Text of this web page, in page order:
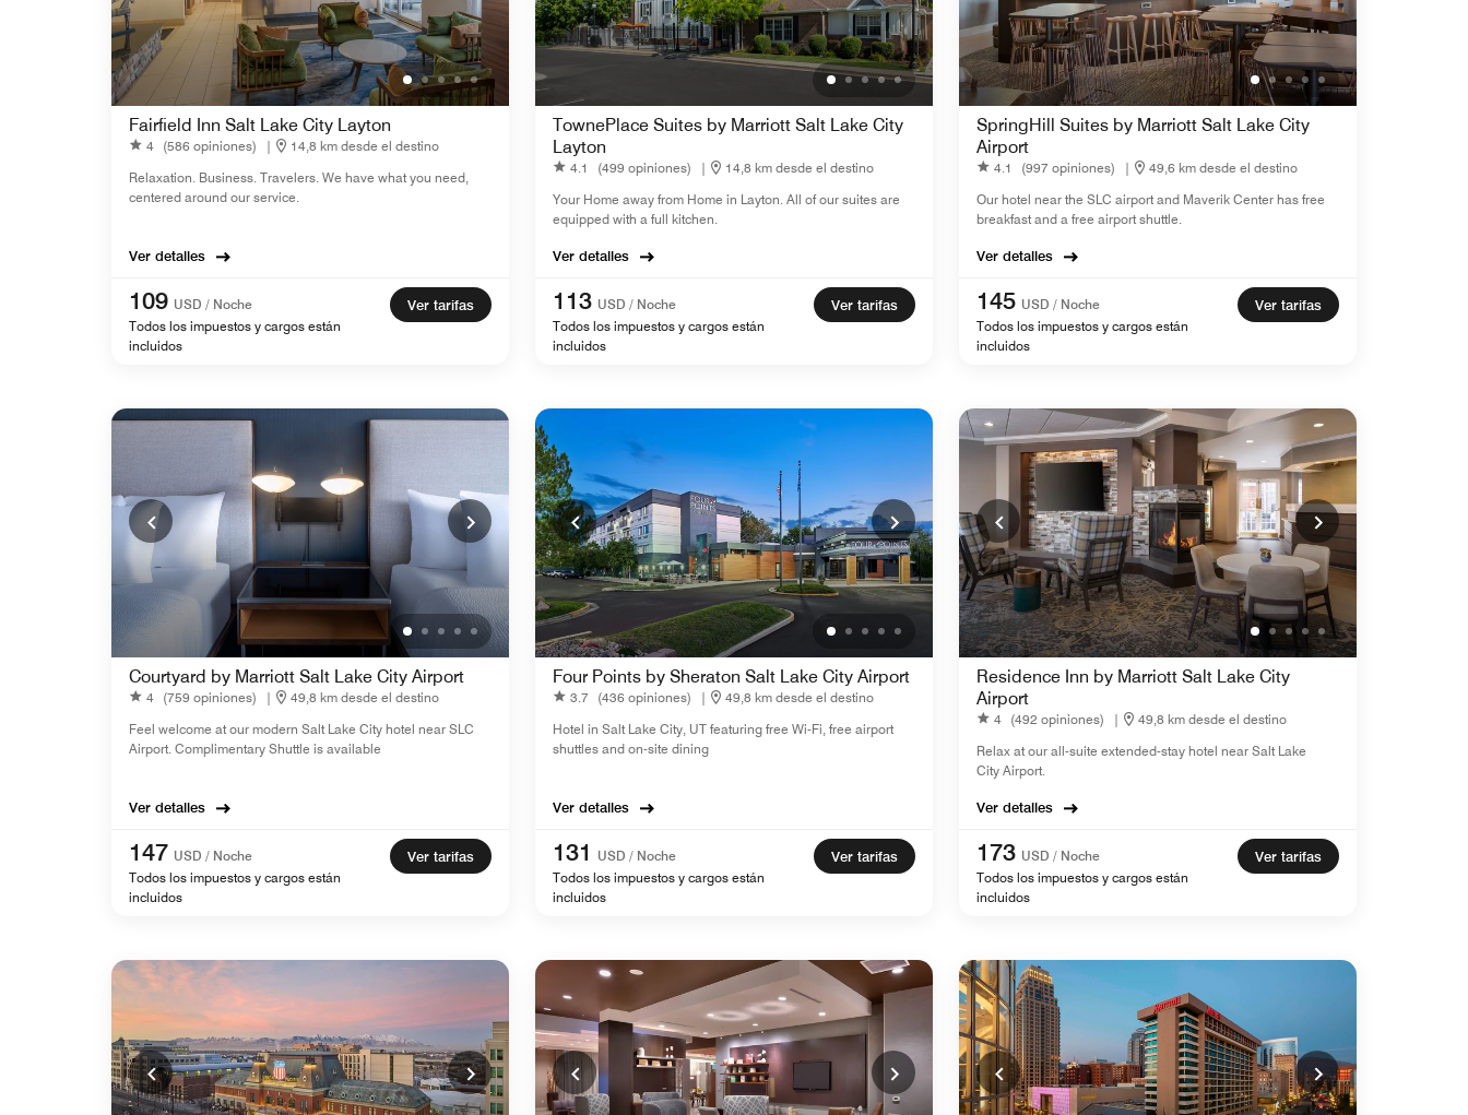
Fairfield Inn Salt Lake City Layton
4 (586 opiniones) |
14,8 km desde el destino
Relaxation. Business. Travelers. We have what you need,
centered around our service.
Ver detalles
109 USD / Noche
Todos los impuestos y cargos están
incluidos
Ver tarifas
TownePlace Suites by Marriott Salt Lake City
Layton
4.1 (499 opiniones) |
14,8 km desde el destino
Your Home away from Home in Layton. All of our suites are
equipped with a full kitchen.
Ver detalles
113 USD / Noche
Todos los impuestos y cargos están
incluidos
Ver tarifas
SpringHill Suites by Marriott Salt Lake City
Airport
4.1 (997 opiniones) |
49,6 km desde el destino
Our hotel near the SLC airport and Maverik Center has free
breakfast and a free airport shuttle.
Ver detalles
145 USD / Noche
Todos los impuestos y cargos están
incluidos
Ver tarifas
Courtyard by Marriott Salt Lake City Airport
4 (759 opiniones) |
49,8 km desde el destino
Feel welcome at our modern Salt Lake City hotel near SLC
Airport. Complimentary Shuttle is available
Ver detalles
147 USD / Noche
Todos los impuestos y cargos están
incluidos
Ver tarifas
Four Points by Sheraton Salt Lake City Airport
3.7 (436 opiniones) |
49,8 km desde el destino
Hotel in Salt Lake City, UT featuring free Wi-Fi, free airport
shuttles and on-site dining
Ver detalles
131
USD / Noche
Todos los impuestos y cargos están
incluidos
Ver tarifas
Residence Inn by Marriott Salt Lake City
Airport
4 (492 opiniones) |
49,8 km desde el destino
Relax at our all-suite extended-stay hotel near Salt Lake
City Airport.
Ver detalles
173 USD / Noche
Todos los impuestos y cargos están
incluidos
Ver tarifas